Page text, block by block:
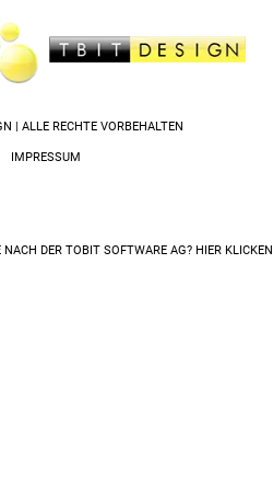
| ALLE RECHTE VORBEHALTEN
IMPRESSUM
NACH DER TOBIT SOFTWARE AG? HIER KLICKEN.